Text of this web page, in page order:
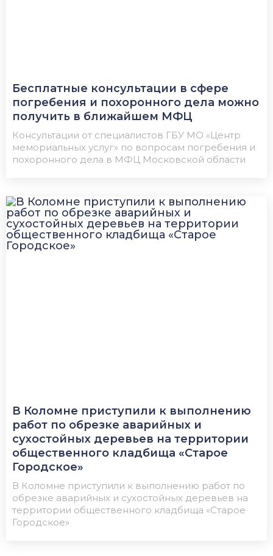
​​Бесплатные консультации в сфере
погребения и похоронного дела можно
получить в ближайшем МФЦ
Консультации от специалистов ГБУ МО «Центр
мемориальных услуг» по вопросам погребения и
похоронного дела в МФЦ Московской области
В Коломне приступили к выполнению
работ по обрезке аварийных и
сухостойных деревьев на территории
общественного кладбища «Старое
Городское»
В Коломне приступили к выполнению работ по
обрезке аварийных и сухостойных деревьев на
территории общественного кладбища «Старое
Городское»